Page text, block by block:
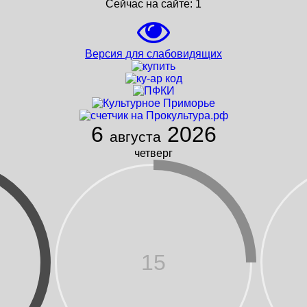
Сейчас на сайте: 1
Версия для слабовидящих
6 августа2026
четверг
15